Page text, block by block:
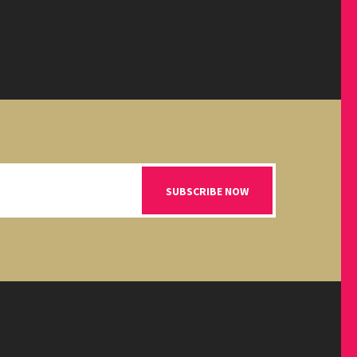
SUBSCRIBE NOW